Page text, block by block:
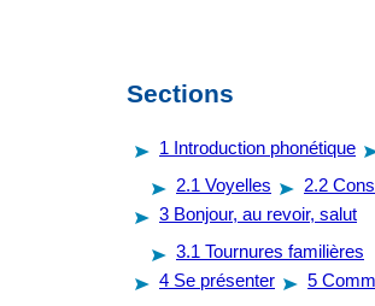
Sections
1 Introduction phonétique
2.1 Voyelles 2.2
3 Bonjour, au revoir, salut
3.1 Tournures familières
4 Se présenter 5